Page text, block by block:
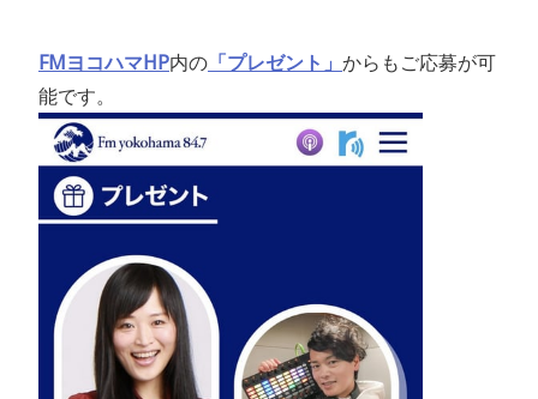
FMヨコハマHP内の 「プレゼント」 からもご応募が可
能です。